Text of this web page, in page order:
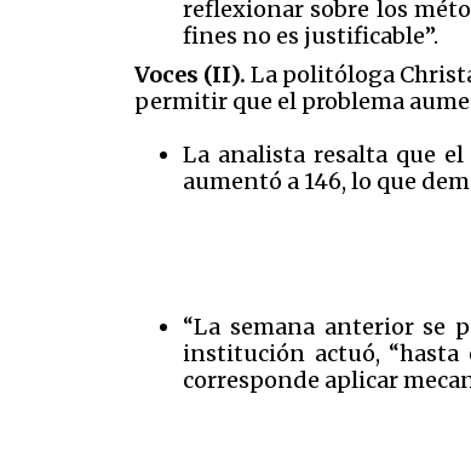
reflexionar sobre los
fines no es justificable”.
Voces (II). La politóloga
permitir que el problema
La analista resalta que
aumentó a 146, lo que
“La semana anterior se
institución actuó, “hasta
corresponde aplicar